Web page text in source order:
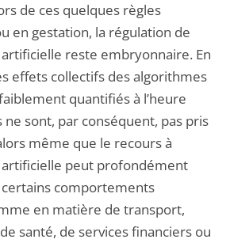
de ces quelques règles
en gestation, la régulation de
artificielle reste embryonnaire. En
effets collectifs des algorithmes
quantifiés à l’heure
ne sont, par conséquent, pas pris
même que le recours à
artificielle peut profondément
comportements
en matière de transport,
santé, de services financiers ou